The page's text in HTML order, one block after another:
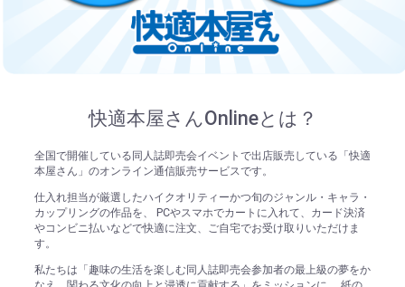
快適本屋さんOnlineとは？
全国で開催している同人誌即売会イベントで出店販売している「快適
本屋さん」のオンライン通信販売サービスです。
仕入れ担当が厳選したハイクオリティーかつ旬のジャンル・キャラ・
カップリングの作品を、 PCやスマホでカートに入れて、カード決済
やコンビニ払いなどで快適に注文、ご自宅でお受け取りいただけま
す。
私たちは「趣味の生活を楽しむ同人誌即売会参加者の最上級の夢をか